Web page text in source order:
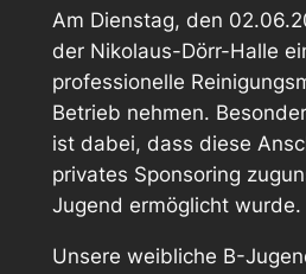
Am Dienstag, den
der Nikolaus-Dörr-Halle
professionelle
Betrieb nehmen.
ist dabei, dass diese
privates Sponsoring
Jugend ermöglicht wurde.
Unsere weibliche B-